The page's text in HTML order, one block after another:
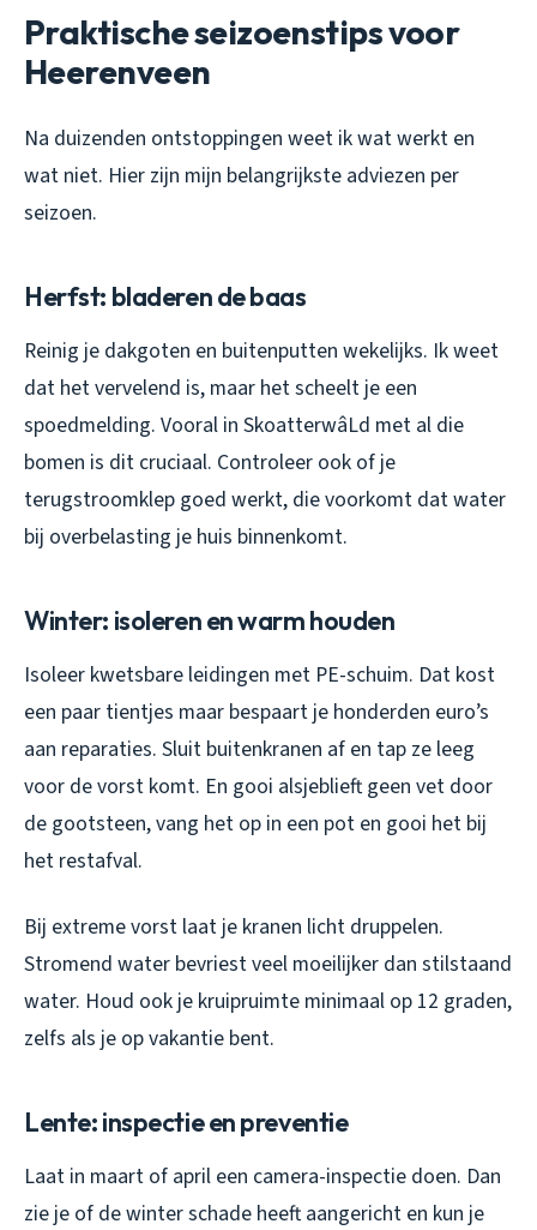
Praktische seizoenstips voor
Heerenveen
Na duizenden ontstoppingen weet ik wat werkt en
wat niet. Hier zijn mijn belangrijkste adviezen per
seizoen.
Herfst: bladeren de baas
Reinig je dakgoten en buitenputten wekelijks. Ik weet
dat het vervelend is, maar het scheelt je een
spoedmelding. Vooral in SkoatterwâLd met al die
bomen is dit cruciaal. Controleer ook of je
terugstroomklep goed werkt, die voorkomt dat water
bij overbelasting je huis binnenkomt.
Winter: isoleren en warm houden
Isoleer kwetsbare leidingen met PE-schuim. Dat kost
een paar tientjes maar bespaart je honderden euro’s
aan reparaties. Sluit buitenkranen af en tap ze leeg
voor de vorst komt. En gooi alsjeblieft geen vet door
de gootsteen, vang het op in een pot en gooi het bij
het restafval.
Bij extreme vorst laat je kranen licht druppelen.
Stromend water bevriest veel moeilijker dan stilstaand
water. Houd ook je kruipruimte minimaal op 12 graden,
zelfs als je op vakantie bent.
Lente: inspectie en preventie
Laat in maart of april een camera-inspectie doen. Dan
zie je of de winter schade heeft aangericht en kun je